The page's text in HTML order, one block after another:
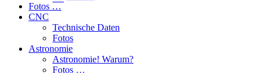
Fotos …
CNC
Technische Daten
Fotos
Astronomie
Astronomie! Warum?
Fotos …